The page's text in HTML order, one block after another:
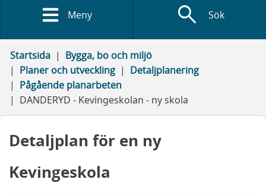
Meny search Sök
Startsida
Bygga, bo och miljö
Planer och utveckling
Detaljplanering
Pågående planarbeten
DANDERYD - Kevingeskolan - ny skola
Detaljplan för en ny
Kevingeskola